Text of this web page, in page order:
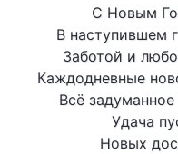
С Новым
В наступившем
Заботой и
Каждодневные
Всё
Удача
Новых